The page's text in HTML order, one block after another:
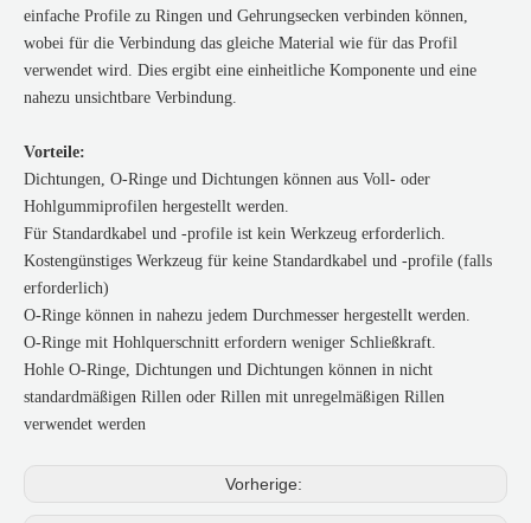
einfache Profile zu Ringen und Gehrungsecken verbinden können,
wobei für die Verbindung das gleiche Material wie für das Profil
verwendet wird. Dies ergibt eine einheitliche Komponente und eine
nahezu unsichtbare Verbindung.
Vorteile:
Dichtungen, O-Ringe und Dichtungen können aus Voll- oder
Hohlgummiprofilen hergestellt werden.
Für Standardkabel und -profile ist kein Werkzeug erforderlich.
Kostengünstiges Werkzeug für keine Standardkabel und -profile (falls
erforderlich)
O-Ringe können in nahezu jedem Durchmesser hergestellt werden.
O-Ringe mit Hohlquerschnitt erfordern weniger Schließkraft.
Hohle O-Ringe, Dichtungen und Dichtungen können in nicht
standardmäßigen Rillen oder Rillen mit unregelmäßigen Rillen
verwendet werden
Vorherige: